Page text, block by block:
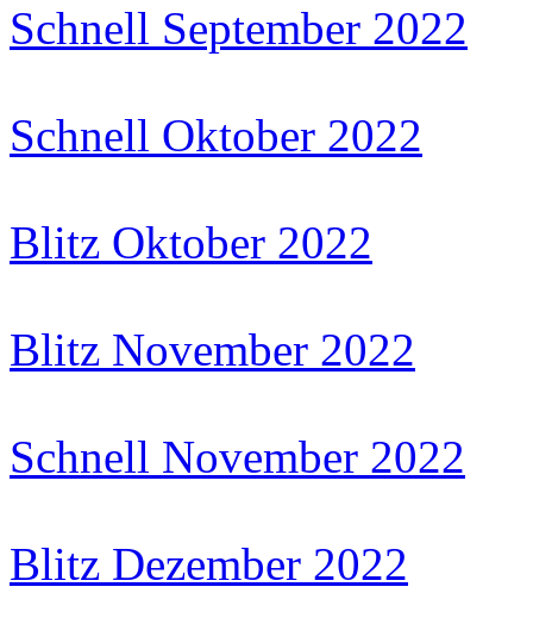
Schnell September 2022
Schnell Oktober 2022
Blitz Oktober 2022
Blitz November 2022
Schnell November 2022
Blitz Dezember 2022